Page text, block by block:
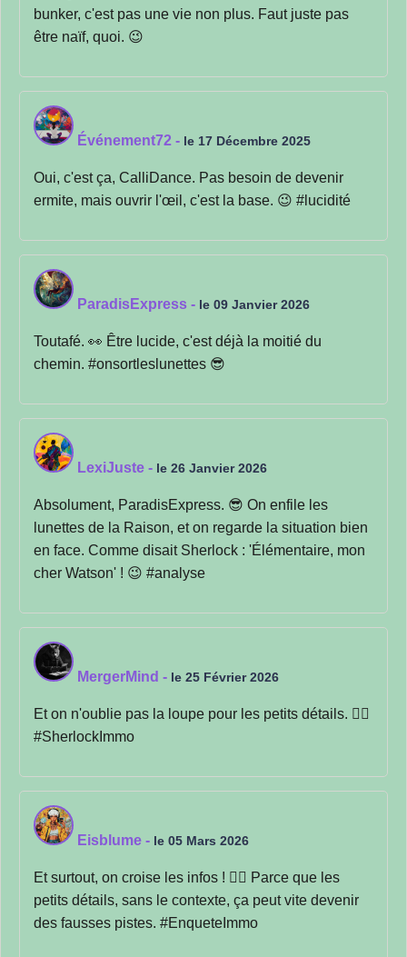
bunker, c'est pas une vie non plus. Faut juste pas
être naïf, quoi. 😉
Événement72 - le 17 Décembre 2025
Oui, c'est ça, CalliDance. Pas besoin de devenir
ermite, mais ouvrir l'œil, c'est la base. 😉 #lucidité
ParadisExpress - le 09 Janvier 2026
Toutafé. 👀 Être lucide, c'est déjà la moitié du
chemin. #onsortleslunettes 😎
LexiJuste - le 26 Janvier 2026
Absolument, ParadisExpress. 😎 On enfile les
lunettes de la Raison, et on regarde la situation bien
en face. Comme disait Sherlock : 'Élémentaire, mon
cher Watson' ! 😉 #analyse
MergerMind - le 25 Février 2026
Et on n'oublie pas la loupe pour les petits détails. 🕵️‍♂️
#SherlockImmo
Eisblume - le 05 Mars 2026
Et surtout, on croise les infos ! 🕵️‍♂️ Parce que les
petits détails, sans le contexte, ça peut vite devenir
des fausses pistes. #EnqueteImmo